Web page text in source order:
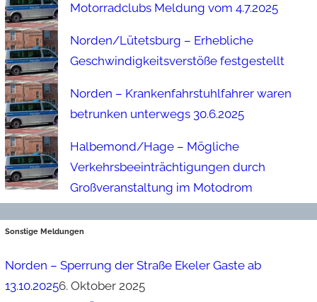
Motorradclubs Meldung vom 4.7.2025
Norden/Lütetsburg – Erhebliche
Geschwindigkeitsverstöße festgestellt
Norden – Krankenfahrstuhlfahrer waren
betrunken unterwegs 30.6.2025
Halbemond/Hage – Mögliche
Verkehrsbeeinträchtigungen durch
Großveranstaltung im Motodrom
Sonstige Meldungen
Norden – Sperrung der Straße Ekeler Gaste ab
13.10.20256. Oktober 2025